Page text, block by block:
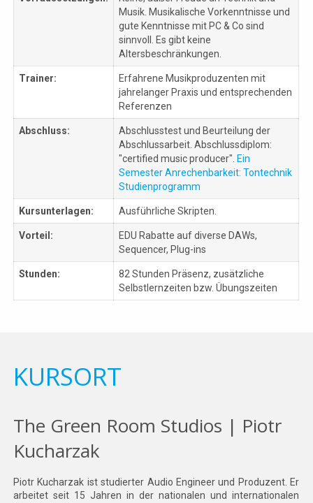
Musik. Musikalische Vorkenntnisse und
gute Kenntnisse mit PC & Co sind
sinnvoll. Es gibt keine
Altersbeschränkungen.
Trainer:
Erfahrene Musikproduzenten mit
jahrelanger Praxis und entsprechenden
Referenzen
Abschluss:
Abschlusstest und Beurteilung der
Abschlussarbeit. Abschlussdiplom:
"certified music producer". Ein
Semester Anrechenbarkeit: Tontechnik
Studienprogramm
Kursunterlagen: Ausführliche Skripten.
Vorteil:
EDU Rabatte auf diverse DAWs,
Sequencer, Plug-ins
Stunden:
82 Stunden Präsenz, zusätzliche
Selbstlernzeiten bzw. Übungszeiten
KURSORT
The Green Room Studios | Piotr
Kucharzak
Piotr Kucharzak ist studierter Audio Engineer und Produzent. Er
arbeitet seit 15 Jahren in der nationalen und internationalen